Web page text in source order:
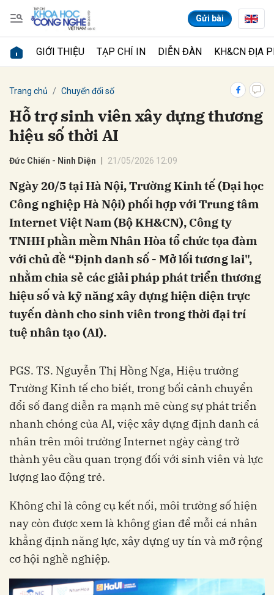
Gửi bài
GIỚI THIỆU TẠP CHÍ IN DIỄN ĐÀN KH&CN ĐỊA
Trang chủ Chuyển đổi số
Hỗ trợ sinh viên xây dựng thương
hiệu số thời AI
Đức Chiến - Ninh Diện 21/05/2026 12:09
Ngày 20/5 tại Hà Nội, Trường Kinh tế (Đại học
Công nghiệp Hà Nội) phối hợp với Trung tâm
Internet Việt Nam (Bộ KH&CN), Công ty
TNHH phần mềm Nhân Hòa tổ chức tọa đàm
với chủ đề “Định danh số - Mở lối tương lai",
nhằm chia sẻ các giải pháp phát triển thương
hiệu số và kỹ năng xây dựng hiện diện trực
tuyến dành cho sinh viên trong thời đại trí
tuệ nhân tạo (AI).
PGS. TS. Nguyễn Thị Hồng Nga, Hiệu trưởng
Trường Kinh tế cho biết, trong bối cảnh chuyển
đổi số đang diễn ra mạnh mẽ cùng sự phát triển
nhanh chóng của AI, việc xây dựng định danh cá
nhân trên môi trường Internet ngày càng trở
thành yêu cầu quan trọng đối với sinh viên và lực
lượng lao động trẻ.
Không chỉ là công cụ kết nối, môi trường số hiện
nay còn được xem là không gian để mỗi cá nhân
khẳng định năng lực, xây dựng uy tín và mở rộng
cơ hội nghề nghiệp.
Gửi bình luận
Hủy Gửi